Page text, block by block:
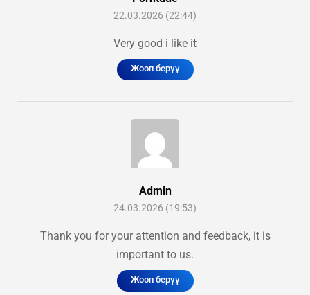
22.03.2026 (22:44)
Very good i like it
Жооп берүү
Admin
24.03.2026 (19:53)
Thank you for your attention and feedback, it is
important to us.
Жооп берүү